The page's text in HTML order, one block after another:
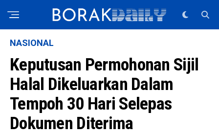
NASIONAL
Keputusan Permohonan Sijil
Halal Dikeluarkan Dalam
Tempoh 30 Hari Selepas
Dokumen Diterima